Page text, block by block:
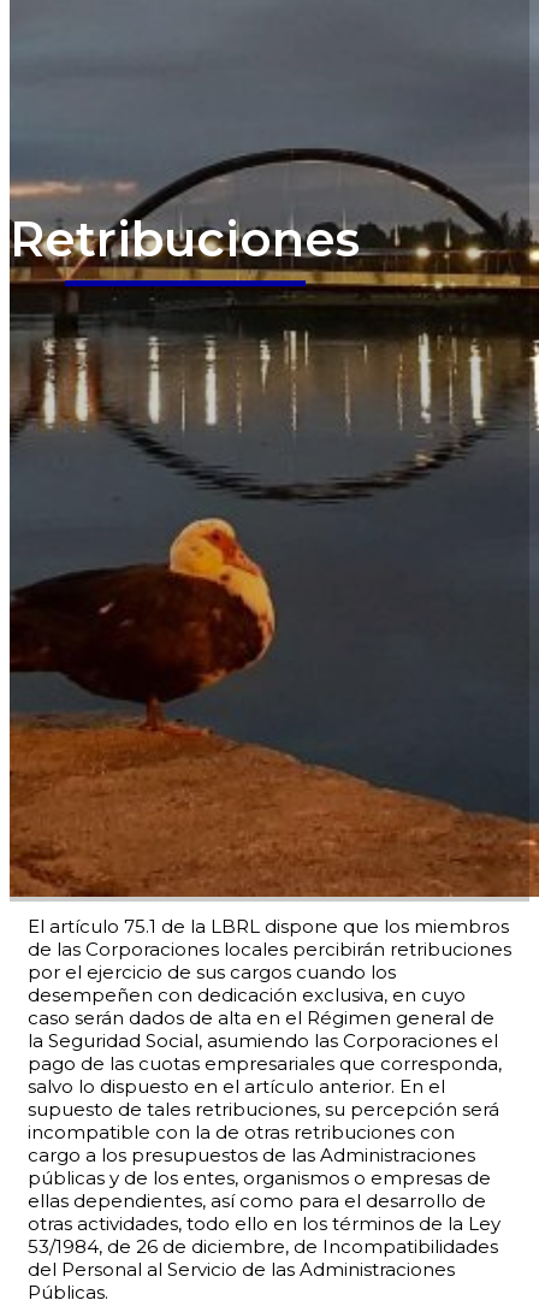
Retribuciones
El artículo 75.1 de la LBRL dispone que los miembros
de las Corporaciones locales percibirán retribuciones
por el ejercicio de sus cargos cuando los
desempeñen con dedicación exclusiva, en cuyo
caso serán dados de alta en el Régimen general de
la Seguridad Social, asumiendo las Corporaciones el
pago de las cuotas empresariales que corresponda,
salvo lo dispuesto en el artículo anterior. En el
supuesto de tales retribuciones, su percepción será
incompatible con la de otras retribuciones con
cargo a los presupuestos de las Administraciones
públicas y de los entes, organismos o empresas de
ellas dependientes, así como para el desarrollo de
otras actividades, todo ello en los términos de la Ley
53/1984, de 26 de diciembre, de Incompatibilidades
del Personal al Servicio de las Administraciones
Públicas.